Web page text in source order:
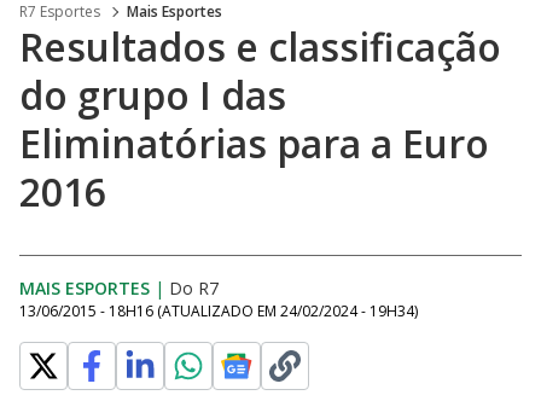
R7 Esportes Mais Esportes
Resultados e classificação
do grupo I das
Eliminatórias para a Euro
2016
MAIS ESPORTES | Do R7
13/06/2015 - 18H16 (ATUALIZADO EM 24/02/2024 - 19H34)